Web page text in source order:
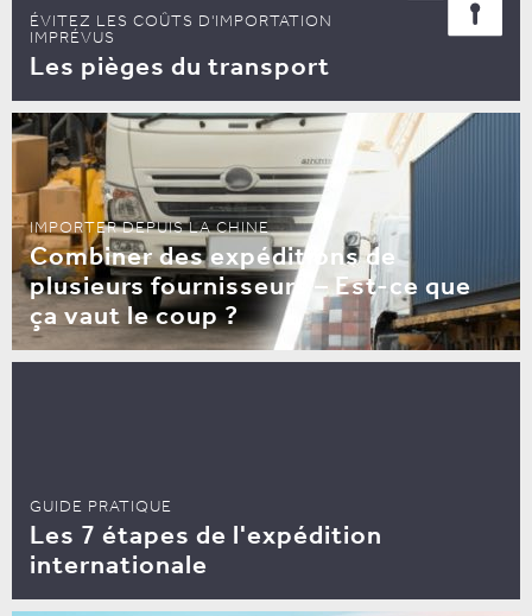
ÉVITEZ LES COÛTS D'IMPORTATION
IMPRÉVUS
Les pièges du transport
IMPORTER DEPUIS LA CHINE
Combiner des expéditions de
plusieurs fournisseurs – Est-ce que
ça vaut le coup ?
GUIDE PRATIQUE
Les 7 étapes de l'expédition
internationale